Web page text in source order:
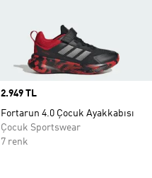
Price
2.949 TL
Fortarun 4.0 Çocuk Ayakkabısı
Çocuk Sportswear
7 renk